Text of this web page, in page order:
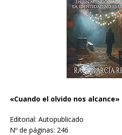
«Cuando el olvido nos alcance»
Editorial: Autopublicado
Nº de páginas: 246